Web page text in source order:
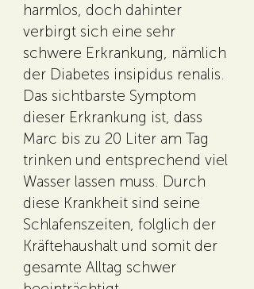
harmlos, doch dahinter
verbirgt sich eine sehr
schwere Erkrankung, nämlich
der Diabetes insipidus renalis.
Das sichtbarste Symptom
dieser Erkrankung ist, dass
Marc bis zu 20 Liter am Tag
trinken und entsprechend viel
Wasser lassen muss. Durch
diese Krankheit sind seine
Schlafenszeiten, folglich der
Kräftehaushalt und somit der
gesamte Alltag schwer